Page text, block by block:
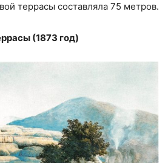
террасы составляла 75 метров.
(1873 год)